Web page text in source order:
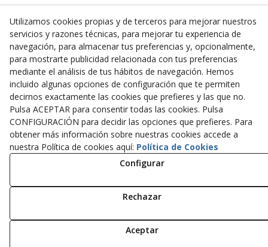
Inserbo, S.L.
Pol. Industrial Torrefarrera C/. Ponent, 3
25123 Torrefarrera( Lleida)España
+34 973 75 03 13
+34 973 75 17 72
inserbo@inserbo.com
Aviso Legal
Política de Privacidad
© 08/2026 Inserbo, S.L. - Todos los derechos reservados.
Utilizamos cookies propias y de terceros para mejorar nuestros
servicios y razones técnicas, para mejorar tu experiencia de
navegación, para almacenar tus preferencias y, opcionalmente,
para mostrarte publicidad relacionada con tus preferencias
mediante el análisis de tus hábitos de navegación. Hemos
incluido algunas opciones de configuración que te permiten
decirnos exactamente las cookies que prefieres y las que no.
Pulsa ACEPTAR para consentir todas las cookies. Pulsa
CONFIGURACIÓN para decidir las opciones que prefieres. Para
obtener más información sobre nuestras cookies accede a
nuestra Política de cookies aquí: Política de Cookies
Configurar
Rechazar
Aceptar